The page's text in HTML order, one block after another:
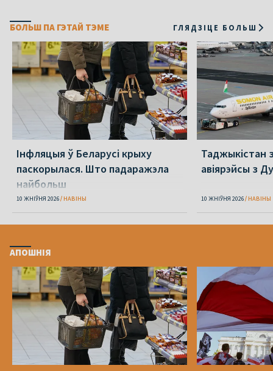
БОЛЬШ ПА ГЭТАЙ ТЭМЕ ГЛЯДЗІЦЕ БОЛЬШ
Інфляцыя ў Беларусі крыху
паскорылася. Што падаражэла
найбольш
10 ЖНІЎНЯ 2026 НАВІНЫ
Таджыкістан
авіярэйсы з
10 ЖНІЎНЯ 2026 НАВІНЫ
АПОШНІЯ